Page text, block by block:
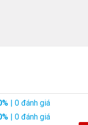
| 0 đánh giá
| 0 đánh giá